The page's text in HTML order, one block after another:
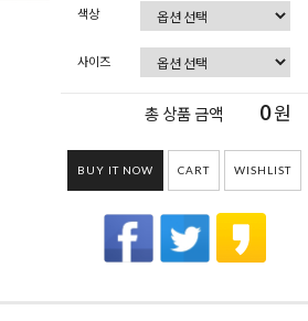
색상
사이즈
총 상품 금액 0원
BUY IT NOW CART WISHLIST